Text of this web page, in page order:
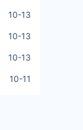
10-13
10-13
10-13
10-11